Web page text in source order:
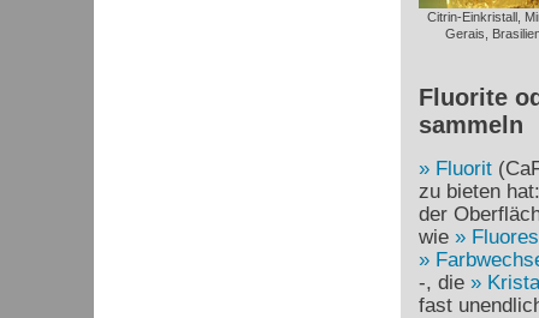
Citrin-Einkristall,
Gerais,
Fluorite
sammeln
Fluorit
zu bieten
der
wie
-, die
fast